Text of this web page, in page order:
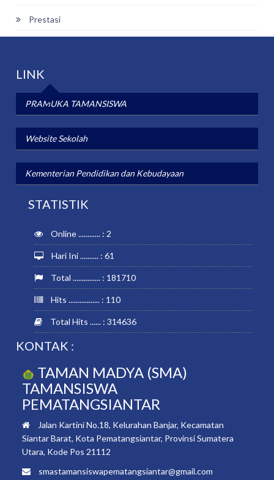
Prestasi
LINK
PRAMUKA TAMANSISWA
Website Sekolah
Kementerian Pendidikan dan Kebudayaan
STATISTIK
Online ............ : 2
Hari Ini .......... : 61
Total ............... : 181710
Hits ................. : 110
Total Hits ...... : 314636
KONTAK :
TAMAN MADYA (SMA)
TAMANSISWA
PEMATANGSIANTAR
Jalan Kartini No.18, Kelurahan Banjar, Kecamatan
Siantar Barat, Kota Pematangsiantar, Provinsi Sumatera
Utara, Kode Pos 21112
smastamansiswapematangsiantar@gmail.com